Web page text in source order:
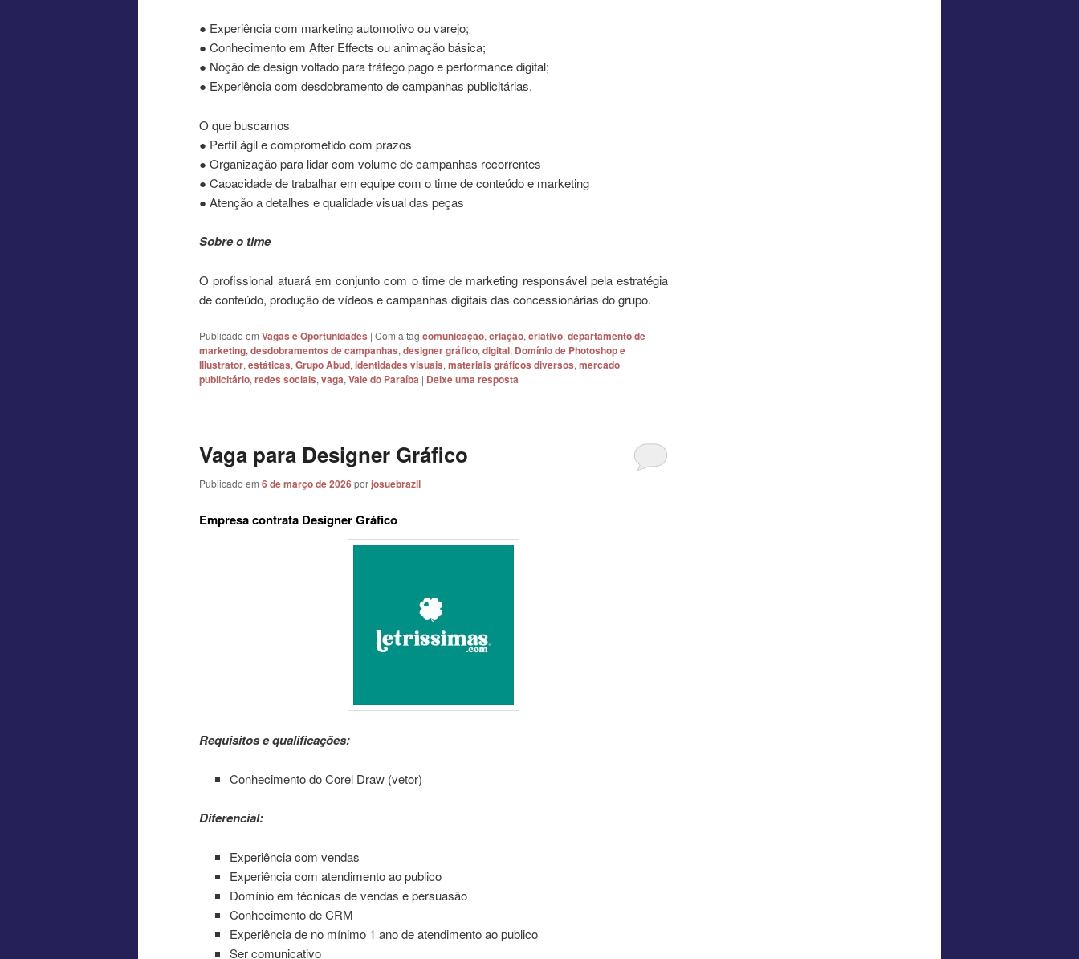
● Experiência com marketing automotivo ou varejo;
● Conhecimento em After Effects ou animação básica;
● Noção de design voltado para tráfego pago e performance digital;
● Experiência com desdobramento de campanhas publicitárias.
O que buscamos
● Perfil ágil e comprometido com prazos
● Organização para lidar com volume de campanhas recorrentes
● Capacidade de trabalhar em equipe com o time de conteúdo e marketing
● Atenção a detalhes e qualidade visual das peças
Sobre o time
O profissional atuará em conjunto com o time de marketing responsável pela estratégia
de conteúdo, produção de vídeos e campanhas digitais das concessionárias do grupo.
Publicado em Vagas e Oportunidades | Com a tag comunicação, criação, criativo, departamento de
marketing, desdobramentos de campanhas, designer gráfico, digital, Domínio de Photoshop e
Illustrator, estáticas, Grupo Abud, identidades visuais, materiais gráficos diversos, mercado
publicitário, redes sociais, vaga, Vale do Paraíba | Deixe uma resposta
Vaga para Designer Gráfico
Publicado em 6 de março de 2026porjosuebrazil
Empresa contrata Designer Gráfico
Requisitos e qualificações:
Conhecimento do Corel Draw (vetor)
Diferencial:
Experiência com vendas
Experiência com atendimento ao publico
Domínio em técnicas de vendas e persuasão
Conhecimento de CRM
Experiência de no mínimo 1 ano de atendimento ao publico
Ser comunicativo